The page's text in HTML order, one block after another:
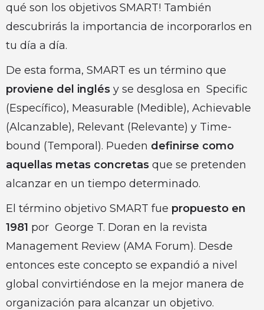
qué son los objetivos SMART! También
descubrirás la importancia de incorporarlos en
tu día a día.
De esta forma, SMART es un término que
proviene del inglés y se desglosa en Specific
(Específico), Measurable (Medible), Achievable
(Alcanzable), Relevant (Relevante) y Time-
bound (Temporal). Pueden definirse como
aquellas metas concretas que se pretenden
alcanzar en un tiempo determinado.
El término objetivo SMART fue propuesto en
1981 por George T. Doran en la revista
Management Review (AMA Forum). Desde
entonces este concepto se expandió a nivel
global convirtiéndose en la mejor manera de
organización para alcanzar un objetivo.